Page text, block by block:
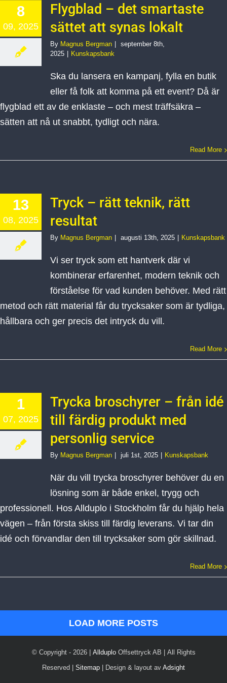
8
09, 2025
Flygblad – det smartaste
sättet att synas lokalt
By Magnus Bergman
september 8th,
2025
Kunskapsbank
Ska du lansera en kampanj, fylla en butik
eller få folk att komma på ett event? Då är
flygblad ett av de enklaste – och mest träffsäkra –
sätten att nå ut snabbt, tydligt och nära.
Read More
13
08, 2025
Tryck – rätt teknik, rätt
resultat
By Magnus Bergman augusti 13th, 2025 Kunskapsbank
Vi ser tryck som ett hantverk där vi
kombinerar erfarenhet, modern teknik och
förståelse för vad kunden behöver. Med rätt
metod och rätt material får du trycksaker som är tydliga,
hållbara och ger precis det intryck du vill.
Read More
1
07, 2025
Trycka broschyrer – från idé
till färdig produkt med
personlig service
By Magnus Bergman juli 1st, 2025 Kunskapsbank
När du vill trycka broschyrer behöver du en
lösning som är både enkel, trygg och
professionell. Hos Allduplo i Stockholm får du hjälp hela
vägen – från första skiss till färdig leverans. Vi tar din
idé och förvandlar den till trycksaker som gör skillnad.
Read More
LOAD MORE POSTS
© Copyright - 2026 | AllduploOffsettryck AB | All Rights
Reserved | Sitemap | Design & layout av Adsight